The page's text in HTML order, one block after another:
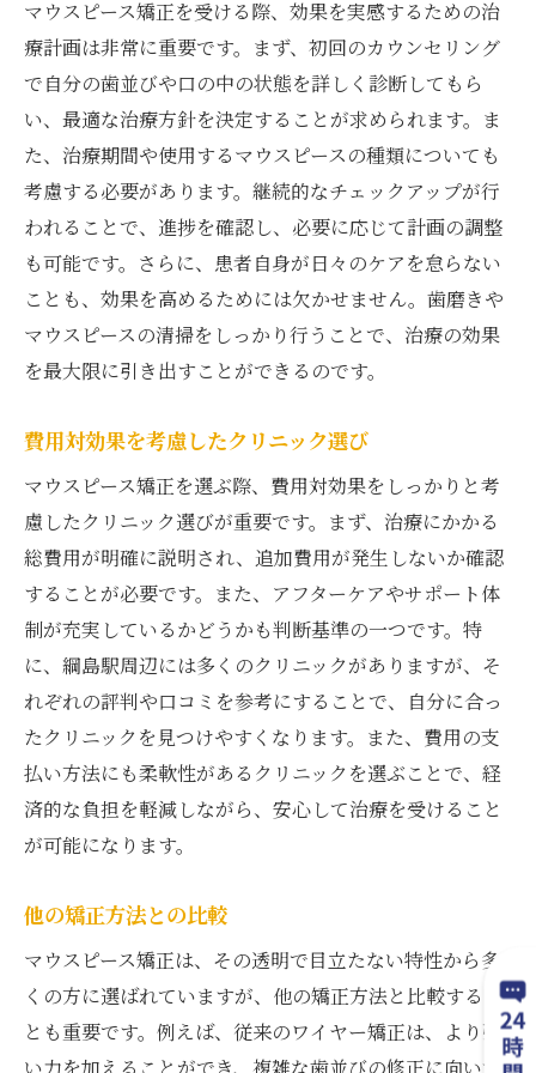
マウスピース矯正を受ける際、効果を実感するための治
療計画は非常に重要です。まず、初回のカウンセリング
で自分の歯並びや口の中の状態を詳しく診断してもら
い、最適な治療方針を決定することが求められます。ま
た、治療期間や使用するマウスピースの種類についても
考慮する必要があります。継続的なチェックアップが行
われることで、進捗を確認し、必要に応じて計画の調整
も可能です。さらに、患者自身が日々のケアを怠らない
ことも、効果を高めるためには欠かせません。歯磨きや
マウスピースの清掃をしっかり行うことで、治療の効果
を最大限に引き出すことができるのです。
費用対効果を考慮したクリニック選び
マウスピース矯正を選ぶ際、費用対効果をしっかりと考
慮したクリニック選びが重要です。まず、治療にかかる
総費用が明確に説明され、追加費用が発生しないか確認
することが必要です。また、アフターケアやサポート体
制が充実しているかどうかも判断基準の一つです。特
に、綱島駅周辺には多くのクリニックがありますが、そ
れぞれの評判や口コミを参考にすることで、自分に合っ
たクリニックを見つけやすくなります。また、費用の支
払い方法にも柔軟性があるクリニックを選ぶことで、経
済的な負担を軽減しながら、安心して治療を受けること
が可能になります。
他の矯正方法との比較
マウスピース矯正は、その透明で目立たない特性から多
くの方に選ばれていますが、他の矯正方法と比較するこ
とも重要です。例えば、従来のワイヤー矯正は、より強